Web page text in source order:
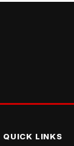
QUICK LINKS